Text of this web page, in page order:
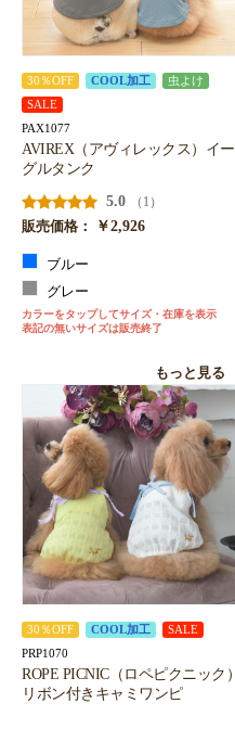
30％OFF COOL加工
虫よけ
SALE
PAX1077
AVIREX（アヴィレックス）イー
グルタンク
5.0
（1）
販売価格：
￥2,926
ブルー
グレー
カラーをタップしてサイズ・在庫を表示
表記の無いサイズは販売終了
もっと見る
30％OFF COOL加工 SALE
PRP1070
ROPE PICNIC（ロペピクニック）
リボン付きキャミワンピ